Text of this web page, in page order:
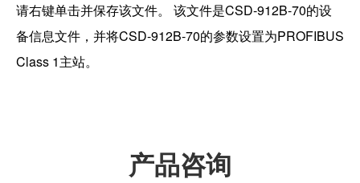
请右键单击并保存该文件。 该文件是CSD-912B-70的设
备信息文件，并将CSD-912B-70的参数设置为PROFIBUS
Class 1主站。
产品咨询